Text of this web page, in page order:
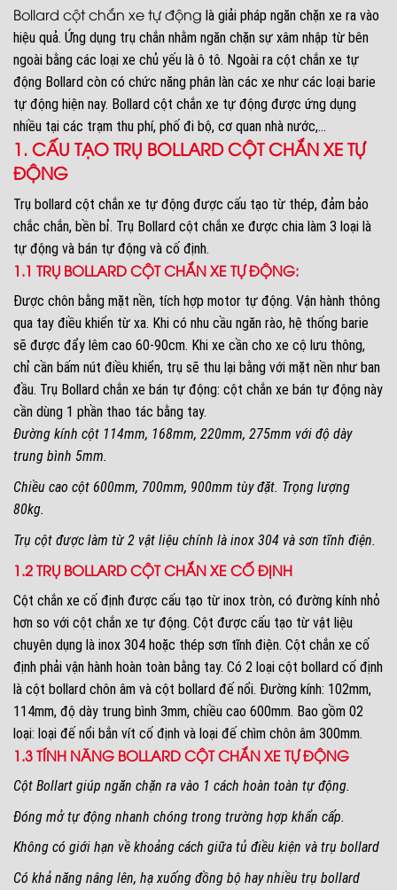
Bollard cột chắn xe tự động là giải pháp ngăn chặn xe ra vào
hiệu quả. Ứng dụng trụ chắn nhằm ngăn chặn sự xâm nhập từ bên
ngoài bằng các loại xe chủ yếu là ô tô. Ngoài ra cột chắn xe tự
động Bollard còn có chức năng phân làn các xe như các loại barie
tự động hiện nay. Bollard cột chắn xe tự động được ứng dụng
nhiều tại các trạm thu phí, phố đi bộ, cơ quan nhà nước,…
1. CẤU TẠO TRỤ BOLLARD CỘT CHẮN XE TỰ
ĐỘNG
Trụ bollard cột chắn xe tự động được cấu tạo từ thép, đảm bảo
chắc chắn, bền bỉ. Trụ Bollard cột chắn xe được chia làm 3 loại là
tự động và bán tự động và cố định.
1.1 TRỤ BOLLARD CỘT CHẮN XE TỰ ĐỘNG:
Được chôn bằng mặt nền, tích hợp motor tự động. Vận hành thông
qua tay điều khiển từ xa. Khi có nhu cầu ngăn rào, hệ thống barie
sẽ được đẩy lêm cao 60-90cm. Khi xe cần cho xe cộ lưu thông,
chỉ cần bấm nút điều khiển, trụ sẽ thu lại bằng với mặt nền như ban
đầu. Trụ Bollard chắn xe bán tự động: cột chắn xe bán tự động này
cần dùng 1 phần thao tác bằng tay.
Đường kính cột 114mm, 168mm, 220mm, 275mm với độ dày
trung bình 5mm.
Chiều cao cột 600mm, 700mm, 900mm tùy đặt. Trọng lượng
80kg.
Trụ cột được làm từ 2 vật liệu chính là inox 304 và sơn tĩnh điện.
1.2 TRỤ BOLLARD CỘT CHẮN XE CỐ ĐỊNH
Cột chắn xe cố định được cấu tạo từ inox tròn, có đường kính nhỏ
hơn so với cột chắn xe tự động. Cột được cấu tạo từ vật liệu
chuyên dụng là inox 304 hoặc thép sơn tĩnh điện. Cột chắn xe cố
định phải vận hành hoàn toàn bằng tay. Có 2 loại cột bollard cố định
là cột bollard chôn âm và cột bollard đế nổi. Đường kính: 102mm,
114mm, độ dày trung bình 3mm, chiều cao 600mm. Bao gồm 02
loại: loại đế nổi bắn vít cố định và loại đế chìm chôn âm 300mm.
1.3 TÍNH NĂNG BOLLARD CỘT CHẮN XE TỰ ĐỘNG
Cột Bollart giúp ngăn chặn ra vào 1 cách hoàn toàn tự động.
Đóng mở tự động nhanh chóng trong trường hợp khẩn cấp.
Không có giới hạn về khoảng cách giữa tủ điều kiện và trụ bollard
Có khả năng nâng lên, hạ xuống đồng bộ hay nhiều trụ bollard